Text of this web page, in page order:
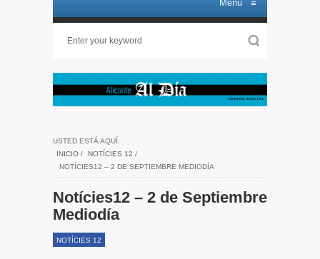
Menu ≡
USTED ESTÁ AQUÍ:
INICIO / NOTÍCIES 12 /
NOTÍCIES12 – 2 DE SEPTIEMBRE MEDIODÍA
Notícies12 – 2 de Septiembre
Mediodía
NOTÍCIES 12